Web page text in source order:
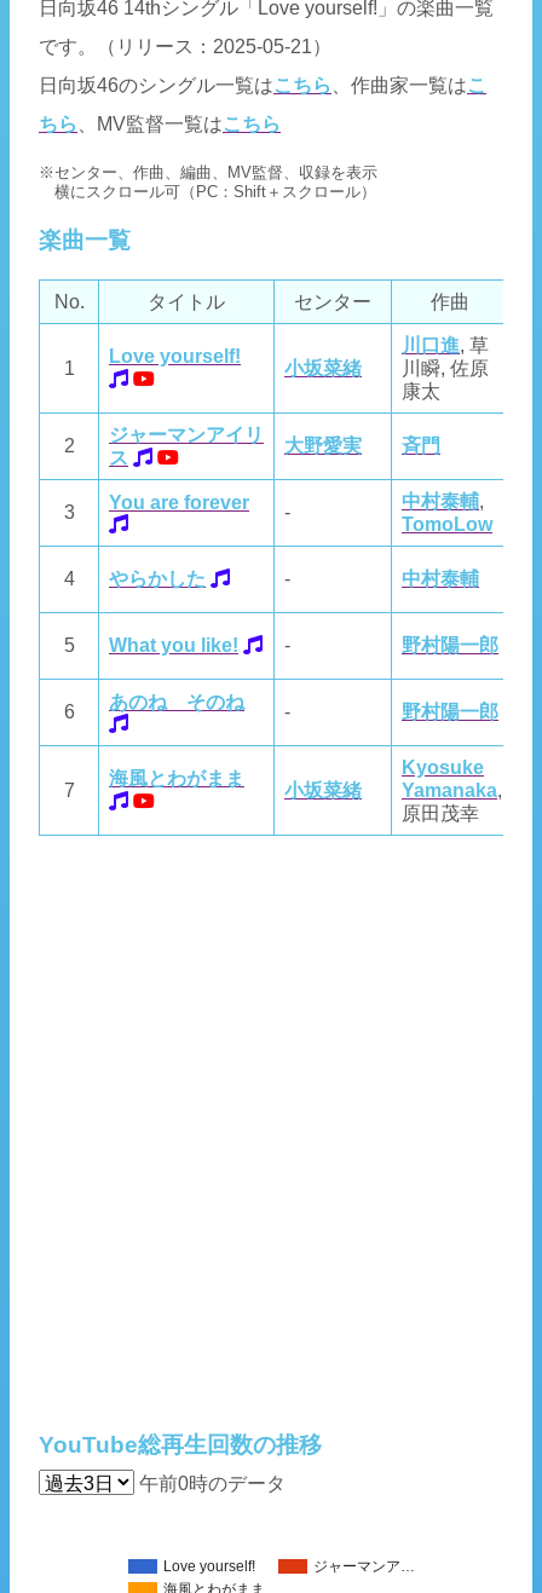
日向坂46 14thシングル「Love yourself!」の楽曲一覧
です。（リリース：2025-05-21）
日向坂46のシングル一覧はこちら 、作曲家一覧はこ
ちら
、MV監督一覧はこちら
※センター、作曲、編曲、MV監督、収録を表示
横にスクロール可（PC：Shift＋スクロール）
楽曲一覧
No. タイトル センター 作曲
1
Love yourself!
小坂菜緒
川口進, 草
川瞬, 佐原
康太
2
ジャーマンアイリ
ス
大野愛実 斉門
3 You are forever -
中村泰輔,
TomoLow
4 やらかした - 中村泰輔
5 What you like! - 野村陽一郎
6 あのね そのね - 野村陽一郎
7
海風とわがまま
小坂菜緒
Kyosuke
Yamanaka,
原田茂幸
YouTube総再生回数の推移
午前0時のデータ
Love yourself!
ジャーマンア…
海風とわがまま